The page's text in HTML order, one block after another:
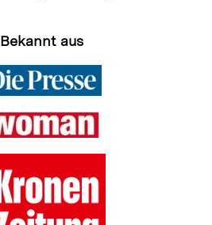
Bekannt aus